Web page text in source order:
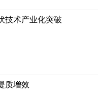
技术产业化突破
质增效